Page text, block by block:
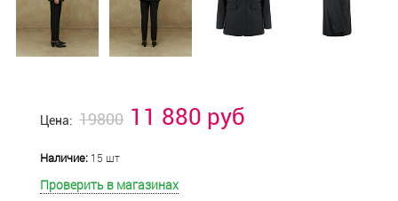
Цена: 19800 11 880 руб
Наличие: 15 шт
Проверить в магазинах